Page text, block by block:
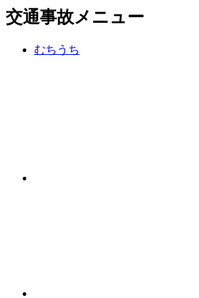
交通事故メニュー
むちうち